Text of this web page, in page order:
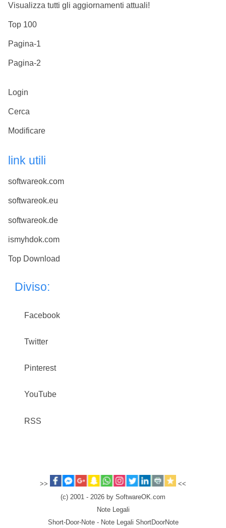
Visualizza tutti gli aggiornamenti attuali!
Top 100
Pagina-1
Pagina-2
Login
Cerca
Modificare
link utili
softwareok.com
softwareok.eu
softwareok.de
ismyhdok.com
Top Download
Diviso:
Facebook
Twitter
Pinterest
YouTube
RSS
>>
<<
(c) 2001 - 2026 by SoftwareOK.com
Note Legali
Short-Door-Note - Note Legali ShortDoorNote